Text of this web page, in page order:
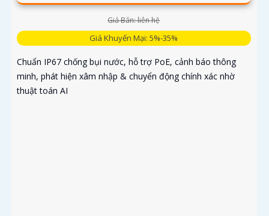
Giá Bán: liên hệ
Giá Khuyến Mại: 5%-35%
Chuẩn IP67 chống bụi nước, hỗ trợ PoE, cảnh báo thông
minh, phát hiện xâm nhập & chuyển động chính xác nhờ
thuật toán AI